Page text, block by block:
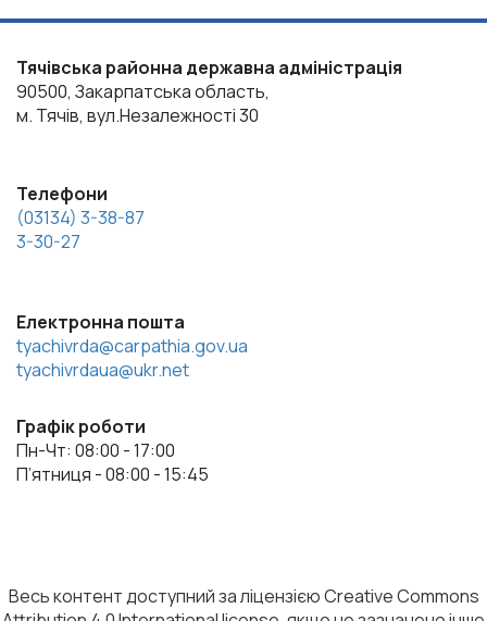
Тячівська районна державна адміністрація
90500, Закарпатська область,
м. Тячів, вул.Незалежності 30
Телефони
(03134) 3-38-87
3-30-27
Електронна пошта
tyachivrda@carpathia.gov.ua
tyachivrdaua@ukr.net
Графік роботи
Пн-Чт: 08:00 - 17:00
П’ятниця - 08:00 - 15:45
Весь контент доступний за ліцензією Creative Commons